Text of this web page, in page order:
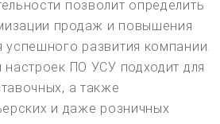
позволит определить
продаж и повышения
успешного развития компании.
настроек ПО УСУ подходит для
а также
и даже розничных